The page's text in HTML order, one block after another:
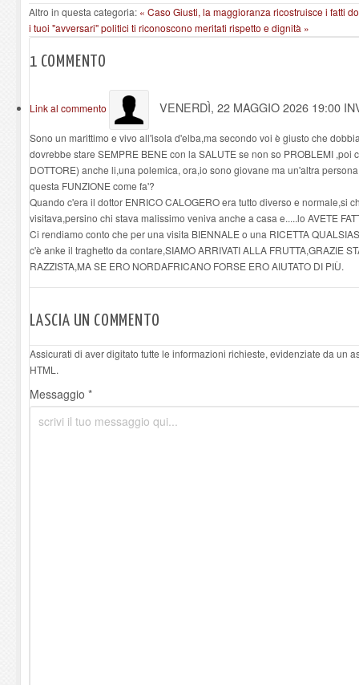
Altro in questa categoria: « Caso Giusti, la maggioranza ricostruisce i fatti
i tuoi "avversari" politici ti riconoscono meritati rispetto e dignità »
1 COMMENTO
Link al commento VENERDÌ, 22 MAGGIO 2026 19:00
Sono un marittimo e vivo all'isola d'elba,ma secondo voi è giusto che
dovrebbe stare SEMPRE BENE con la SALUTE se non so PROBLEMI ,poi
DOTTORE) anche li,una polemica, ora,io sono giovane ma un'altra
questa FUNZIONE come fa'?
Quando c'era il dottor ENRICO CALOGERO era tutto diverso e normale,si
visitava,persino chi stava malissimo veniva anche a casa e.....lo AVETE
Ci rendiamo conto che per una visita BIENNALE o una RICETTA
c'è anke il traghetto da contare,SIAMO ARRIVATI ALLA FRUTTA,GRAZIE
RAZZISTA,MA SE ERO NORDAFRICANO FORSE ERO AIUTATO DI PIÙ.
LASCIA UN COMMENTO
Assicurati di aver digitato tutte le informazioni richieste, evidenziate da un
HTML.
Messaggio *